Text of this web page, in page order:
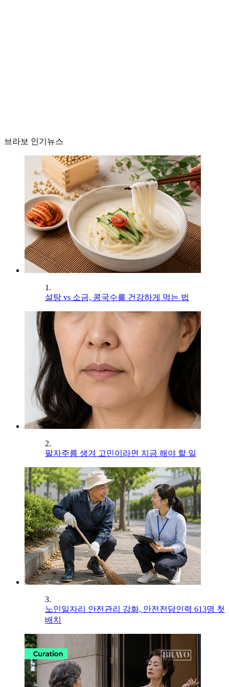
브라보 인기뉴스
1.
설탕 vs 소금, 콩국수를 건강하게 먹는 법
2.
팔자주름 생겨 고민이라면 지금 해야 할 일
3.
노인일자리 안전관리 강화, 안전전담인력 613명 첫
배치